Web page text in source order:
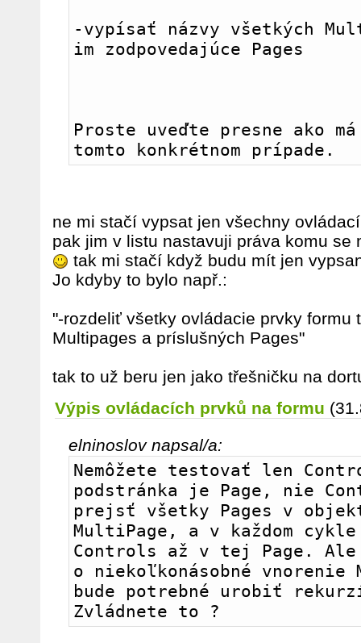
-vypísať názvy všetkých
im zodpovedajúce Pages
Proste uveďte presne ako
tomto konkrétnom prípade.
ne mi stačí vypsat jen všechny
pak jim v listu nastavuji práva komu se
tak mi stačí když budu mít jen
Jo kdyby to bylo např.:
"-rozdeliť všetky ovládacie prvky formu
Multipages a príslušných Pages"
tak to už beru jen jako třešničku na
Výpis ovládacích prvků na formu
elninoslov napsal/a:
Nemôžete testovať len
podstránka je Page, nie
prejsť všetky Pages v
MultiPage, a v každom
Controls až v tej Page.
o niekoľkonásobné vnorenie
bude potrebné urobiť
Zvládnete to ?